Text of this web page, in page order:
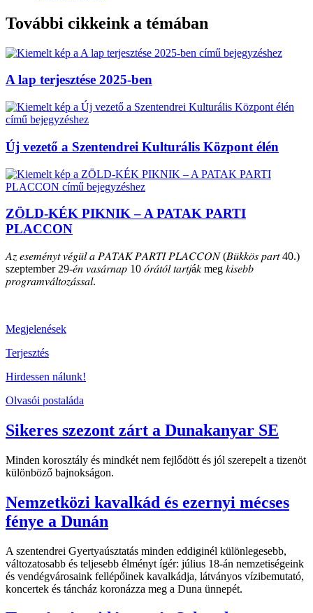
További cikkeink a témában
A lap terjesztése 2025-ben
Új vezető a Szentendrei Kulturális Központ élén
ZÖLD-KÉK PIKNIK – A PATAK PARTI
PLACCON
𝐴𝑧 𝑒𝑠𝑒𝑚𝑒́𝑛𝑦𝑡 𝑣𝑒́𝑔𝑢̈𝑙 𝑎 𝑃𝐴𝑇𝐴𝐾 𝑃𝐴𝑅𝑇𝐼 𝑃𝐿𝐴𝐶𝐶𝑂𝑁 (𝐵𝑢̈𝑘𝑘𝑜̈𝑠 𝑝𝑎𝑟𝑡 40.)
szeptember 29-𝑒́𝑛 𝑣𝑎𝑠𝑎́𝑟𝑛𝑎𝑝 10 𝑜́𝑟𝑎́𝑡𝑜́𝑙 𝑡𝑎𝑟𝑡𝑗á𝑘 meg 𝑘𝑖𝑠𝑒𝑏𝑏
𝑝𝑟𝑜𝑔𝑟𝑎𝑚𝑣𝑎́𝑙𝑡𝑜𝑧𝑎́𝑠𝑠𝑎𝑙.
Megjelenések
Terjesztés
Hirdessen nálunk!
Olvasói postaláda
Sikeres szezont zárt a Dunakanyar SE
Minden korosztály és mindkét nem fejlődött és jól szerepelt a tizenöt
különböző bajnokságon.
Nemzetközi kavalkád és ezernyi mécses
fénye a Dunán
A szentendrei Gyertyaúsztatás minden eddiginél különlegesebb,
változatosabb és teljesebb élményt ígér: július 18-án nemzetiségeink
és vendégvárosaink fellépőinek kavalkádja, látványos vízibemutató,
koncertek és táncház koronázza meg a Duna ünnepét.